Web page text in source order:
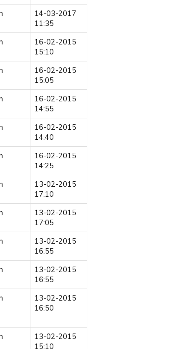
14-03-2017
11:35
16-02-2015
15:10
16-02-2015
15:05
16-02-2015
14:55
16-02-2015
14:40
16-02-2015
14:25
13-02-2015
17:10
13-02-2015
17:05
13-02-2015
16:55
13-02-2015
16:55
13-02-2015
16:50
13-02-2015
15:10